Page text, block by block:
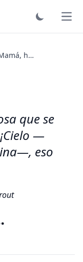
“— Mamá, hay una cosa que se llama privacidad.—¡Cielo...”
que se
—
eso